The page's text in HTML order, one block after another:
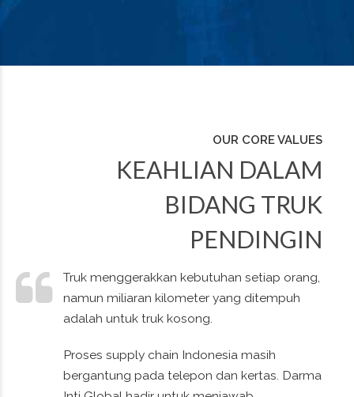
OUR CORE VALUES
KEAHLIAN DALAM
BIDANG TRUK
PENDINGIN
Truk menggerakkan kebutuhan setiap orang,
namun miliaran kilometer yang ditempuh
adalah untuk truk kosong.
Proses supply chain Indonesia masih
bergantung pada telepon dan kertas. Darma
0
1
0
1
0
11